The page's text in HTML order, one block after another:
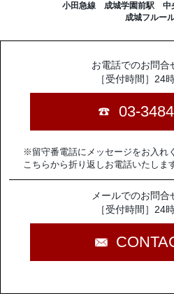
小田急線 成城学園前駅 中
成城フルー
お電話でのお問合
［受付時間］24
03-
※留守番電話にメッセージをお入れ
こちらから折り返しお電話いたしま
メールでのお問合
［受付時間］24